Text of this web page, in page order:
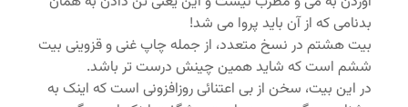
بدنامی که از آن باید پروا می شد!
بیت هشتم در نسخ متعدد، از جمله چاپ غنی و قزوینی بیت
ششم است که شاید همین چینش درست تر باشد.
در این بیت، سخن از بی اعتنائی روزافزونی است که اینک به